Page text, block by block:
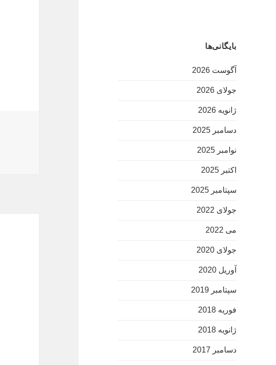
بایگانی‌ها
آگوست 2026
جولای 2026
ژانویه 2026
دسامبر 2025
نوامبر 2025
اکتبر 2025
سپتامبر 2025
جولای 2022
می 2022
جولای 2020
آوریل 2020
سپتامبر 2019
فوریه 2018
ژانویه 2018
دسامبر 2017